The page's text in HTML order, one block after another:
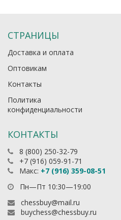
СТРАНИЦЫ
Доставка и оплата
Оптовикам
Контакты
Политика
конфиденциальности
КОНТАКТЫ
8 (800) 250-32-79
+7 (916) 059-91-71
Макс: +7 (916) 359-08-51
Пн—Пт 10:30—19:00
chessbuy@mail.ru
buychess@chessbuy.ru